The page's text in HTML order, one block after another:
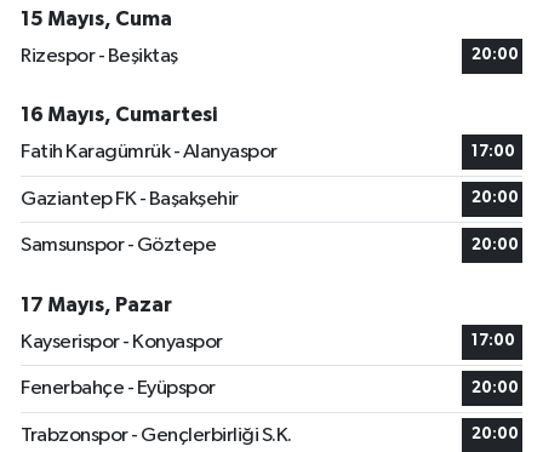
15 Mayıs, Cuma
Rizespor - Beşiktaş
20:00
16 Mayıs, Cumartesi
Fatih Karagümrük - Alanyaspor
17:00
Gaziantep FK - Başakşehir 20:00
Samsunspor - Göztepe 20:00
17 Mayıs, Pazar
Kayserispor - Konyaspor
17:00
Fenerbahçe - Eyüpspor 20:00
Trabzonspor - Gençlerbirliği S.K. 20:00